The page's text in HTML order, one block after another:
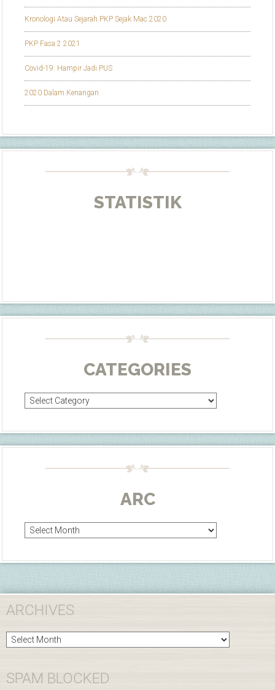
Kronologi Atau Sejarah PKP Sejak Mac 2020
PKP Fasa 2 2021
Covid-19: Hampir Jadi PUS
2020 Dalam Kenangan
STATISTIK
CATEGORIES
Categories
ARC
Arc
ARCHIVES
Archives
SPAM BLOCKED